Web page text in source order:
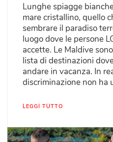
Lunghe spiagge
mare cristallino, quello
sembrare il paradiso
luogo dove le persone
accette. Le Maldive
lista di destinazioni
andare in vacanza. In
discriminazione non
LEGGI TUTTO